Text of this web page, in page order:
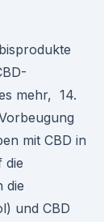
mehr, 14.
mit CBD in
die
die
und CBD